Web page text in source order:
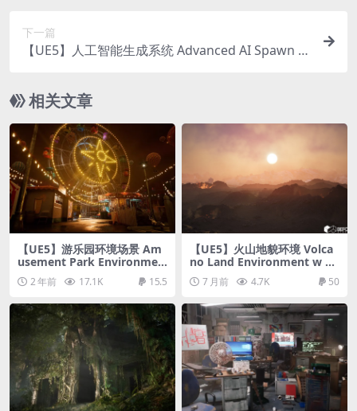
下一篇
【UE5】人工智能生成系统 Advanced AI Spawn S
相关文章
【UE5】游乐园环境场景 Am
usement Park Environmen
t Kit2 年前 17.1K 15.5
【UE5】火山地貌环境 Volca
no Land Environment w Te
rrain Scatter Tool
7 月前 4.7K 50